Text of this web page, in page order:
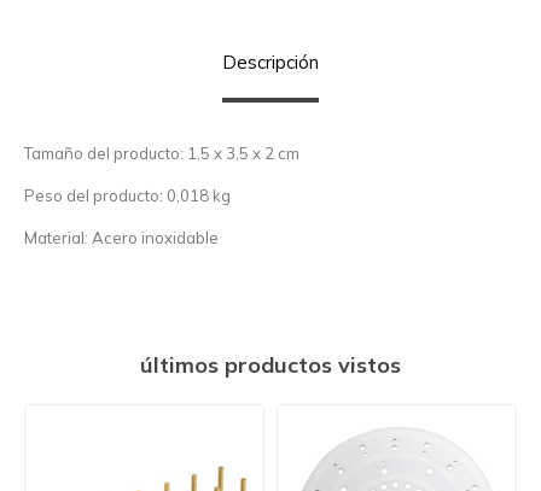
Descripción
Tamaño del producto: 1,5 x 3,5 x 2 cm
Peso del producto: 0,018 kg
Material: Acero inoxidable
últimos productos vistos